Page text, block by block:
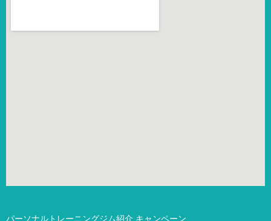
パーソナルトレーニングジム紹介 キャンペーン